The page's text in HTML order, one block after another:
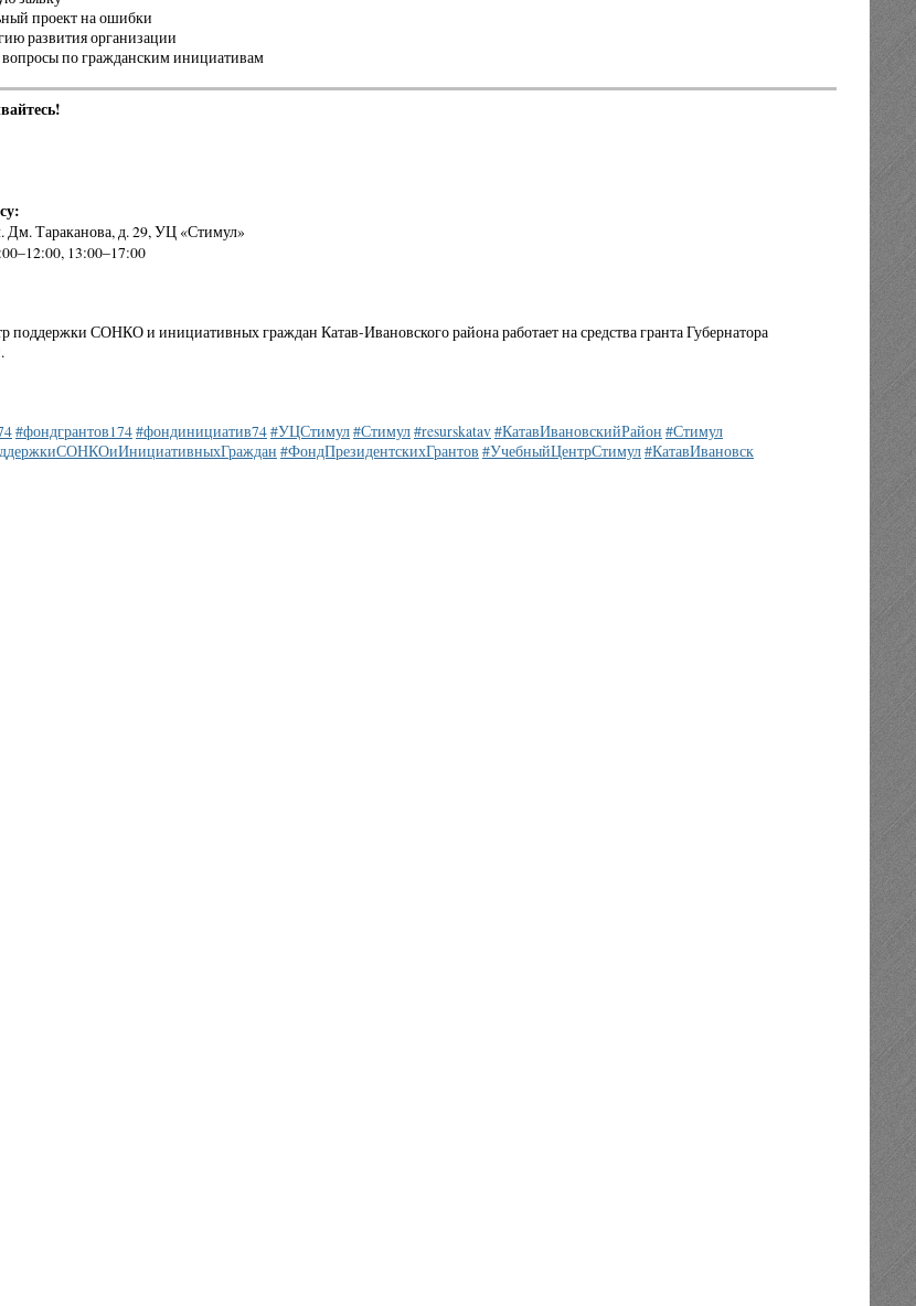
проект на ошибки
развития организации
вопросы по гражданским инициативам
Дм. Тараканова, д. 29, УЦ «Стимул»
13:00–17:00
поддержки СОНКО и инициативных граждан Катав-Ивановского района работает на средства гранта Губернатора
#фондгрантов174#фондинициатив74#УЦСтимул#Стимул#resurskatav#КатавИвановскийРайон #Стимул
#ФондПрезидентскихГрантов #УчебныйЦентрСтимул#КатавИвановск